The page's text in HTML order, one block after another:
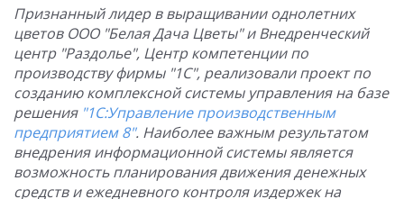
Признанный лидер в выращивании однолетних
цветов ООО "Белая Дача Цветы" и Внедренческий
центр "Раздолье", Центр компетенции по
производству фирмы "1С", реализовали проект по
созданию комплексной системы управления на базе
решения "1С:Управление производственным
предприятием 8". Наиболее важным результатом
внедрения информационной системы является
возможность планирования движения денежных
средств и ежедневного контроля издержек на